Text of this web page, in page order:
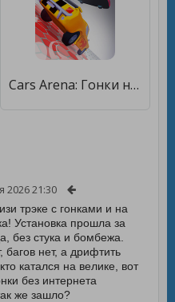
Cars Arena: Гонки на Выбывание [Много денег]
2026 21:30
трэке с гонками и на
Установка прошла за
без стука и бомбежа.
багов нет, а дрифтить
катался на велике, вот
без интернета
же зашло?